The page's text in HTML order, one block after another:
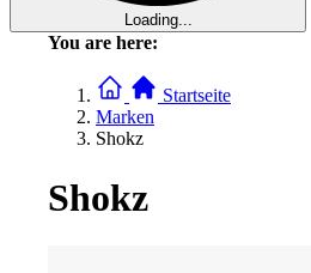
Loading...
You are here:
Startseite
Marken
Shokz
Shokz